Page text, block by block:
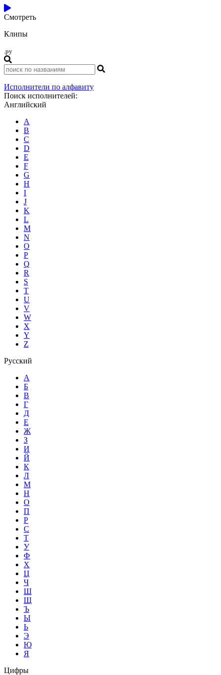
Смотреть
Клипы
.ру
Исполнители по алфавиту
Поиск исполнителей:
Английский
A
B
C
D
E
F
G
H
I
J
K
L
M
N
O
P
Q
R
S
T
U
V
W
X
Y
Z
Русский
А
Б
В
Г
Д
Е
Ж
З
И
Й
К
Л
М
Н
О
П
Р
С
Т
У
Ф
Х
Ц
Ч
Ш
Щ
Ъ
Ы
Ь
Э
Ю
Я
Цифры